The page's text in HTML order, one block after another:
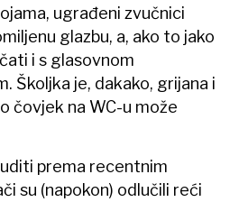
ugrađeni zvučnici
glazbu, a, ako to jako
i s glasovnom
Školjka je, dakako, grijana i
čovjek na WC-u može
prema recentnim
su (napokon) odlučili reći